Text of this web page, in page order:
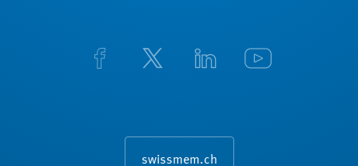
swissmem.ch